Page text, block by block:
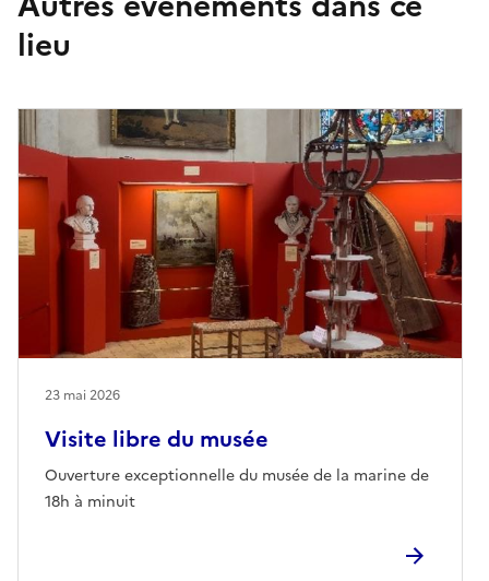
lieu
Visite libre du musée
Ouverture exceptionnelle du musée de la marine de
18h à minuit
23 mai 2026